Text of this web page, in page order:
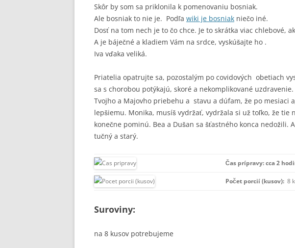
Skôr by som sa priklonila k pomenovaniu bosniak.
Ale bosniak to nie je. Podľa wiki je bosniak niečo iné.
Dosť na tom nech je to čo chce. Je to skrátka viac chlebové,
A je báječné a kladiem Vám na srdce, vyskúšajte ho .
Iva vďaka veliká.
Priatelia opatrujte sa, pozostalým po covidových obetiach
sa s chorobou potýkajú, skoré a nekomplikované
Tvojho a Majovho priebehu a stavu a dúfam, že po mesiaci
lepšiemu. Monika, musíš vydržať, vydržala si už toľko, že tie
konečne pominú. Bea a Dušan sa šťastného konca nedožili.
tučný a starý.
Čas prípravy: cca 2
Počet porcií (kusov): 8
Suroviny:
na 8 kusov potrebujeme